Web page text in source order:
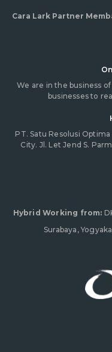
Cara Lark Partner
We are in the business
businesses to
PT. Satu Resolusi Optima
City. Jl. Let Jend S.
Hybrid Working from:
Surabaya,